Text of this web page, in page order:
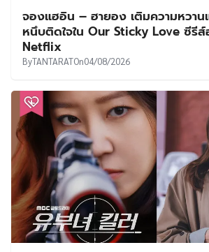
จองแฮอิน – ฮายอง เติมความหวาน
หนึบติดใจใน Our Sticky Love ซีรี
Netflix
ByTANTARATOn04/08/2026